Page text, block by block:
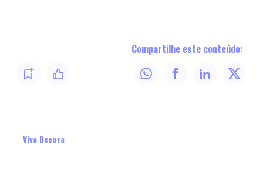
Compartilhe este conteúdo:
Viva Decora